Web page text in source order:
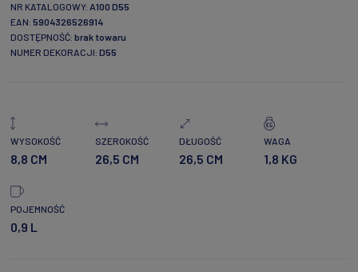
NR KATALOGOWY: A100 D55
EAN: 5904326526914
DOSTĘPNOŚĆ: brak towaru
NUMER DEKORACJI: D55
WYSOKOŚĆ
8,8 CM
SZEROKOŚĆ
26,5 CM
DŁUGOŚĆ
26,5 CM
WAGA
1,8 KG
POJEMNOŚĆ
0,9 L